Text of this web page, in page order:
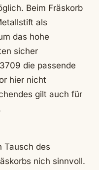
Beim Fräskorb
als
das hohe
sicher
die passende
hier nicht
gilt auch für
Tausch des
nich sinnvoll.